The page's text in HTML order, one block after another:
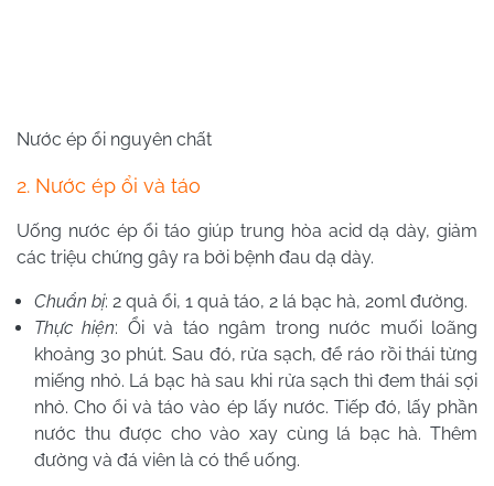
Nước ép ổi nguyên chất
2. Nước ép ổi và táo
Uống nước ép ổi táo giúp trung hòa acid dạ dày, giảm
các triệu chứng gây ra bởi bệnh đau dạ dày.
Chuẩn bị: 2 quả ổi, 1 quả táo, 2 lá bạc hà, 20ml đường.
Thực hiện: Ổi và táo ngâm trong nước muối loãng
khoảng 30 phút. Sau đó, rửa sạch, để ráo rồi thái từng
miếng nhỏ. Lá bạc hà sau khi rửa sạch thì đem thái sợi
nhỏ. Cho ổi và táo vào ép lấy nước. Tiếp đó, lấy phần
nước thu được cho vào xay cùng lá bạc hà. Thêm
đường và đá viên là có thể uống.